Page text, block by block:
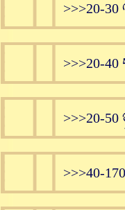
>>>20-30
>>>20-40
>>>20-50
>>>40-